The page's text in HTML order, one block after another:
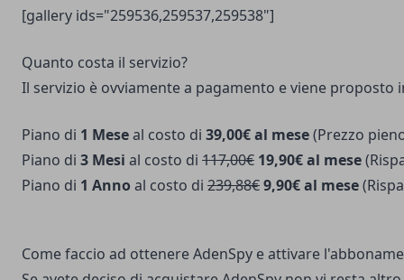
[gallery ids="259536,259537,259538"]
Quanto costa il servizio?
Il servizio è ovviamente a pagamento e viene proposto
Piano di 1 Meseal costo di 39,00€ al mese(Prezzo
Piano di 3 Mesi al costo di 117,00€ 19,90€ al mese
Piano di 1 Anno al costo di 239,88€9,90€ al mese
Come faccio ad ottenere AdenSpy e attivare